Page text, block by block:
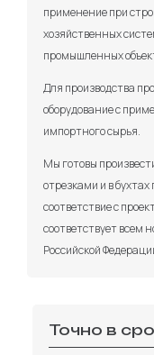
применение при
хозяйственных
промышленных
Для производства
оборудование с
импортного сырья.
Мы готовы
отрезками и в
соответствие с
соответствует всем
Российской
Точно в